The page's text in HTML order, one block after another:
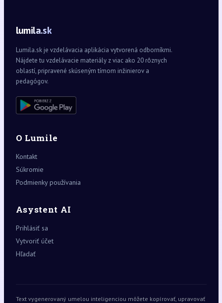
lumila.sk
Lumila.sk je vzdelávacia aplikácia vytvorená odborníkmi.
Nájdete tu vzdelávacie materiály z viac ako 20 rôznych
oblastí, pripravené skúseným tímom inžinierov a
pedagógov.
O Lumile
Kontakt
Súkromie
Podmienky používania
Asystent AI
Prihlásiť sa
Vytvoriť účet
Hľadať
Text vygenerovaný umelou inteligenciou môžete kopírovať, upravovať